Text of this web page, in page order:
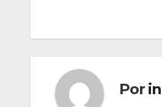
entradas
Por